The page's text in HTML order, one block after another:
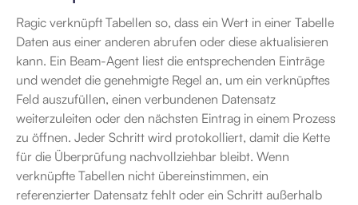
Ragic verknüpft Tabellen so, dass ein Wert in einer Tabelle
Daten aus einer anderen abrufen oder diese aktualisieren
kann. Ein Beam-Agent liest die entsprechenden Einträge
und wendet die genehmigte Regel an, um ein verknüpftes
Feld auszufüllen, einen verbundenen Datensatz
weiterzuleiten oder den nächsten Eintrag in einem Prozess
zu öffnen. Jeder Schritt wird protokolliert, damit die Kette
für die Überprüfung nachvollziehbar bleibt. Wenn
verknüpfte Tabellen nicht übereinstimmen, ein
referenzierter Datensatz fehlt oder ein Schritt außerhalb